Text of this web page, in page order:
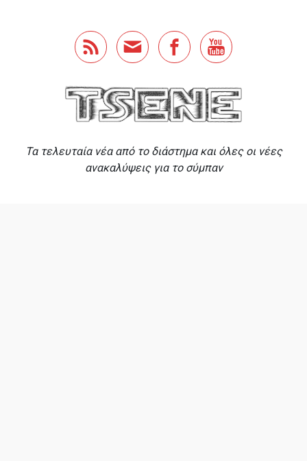
Τα τελευταία νέα από το διάστημα και όλες οι νέες
ανακαλύψεις για το σύμπαν